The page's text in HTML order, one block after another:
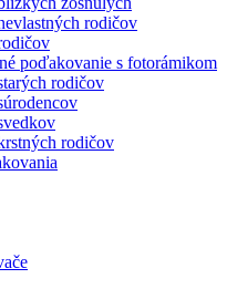
rodičov
poďakovanie s fotorámikom
rodičov
rodičov